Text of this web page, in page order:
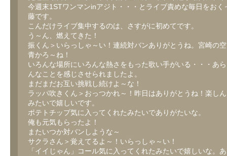
今週末1STワンマンinアジト・・・とライブ責めな毎日をおく
藤です。
こんだけライブ集中するのは、さすがに初めてです。
う～ん、燃えてきた！
振くん＞いらっしゃ～い！連続対バンありがとうね。宮崎の
青かろ～ね！
いろんな場所にいろんな熱さをもった歌い手がいる・・・あ
んなことを感じさせられましたよ。
まだまだお互い挑戦し続けよ～な！
ラッパ吹きくん＞おっつかれ～！昨日はありがとうね！楽し
みたいで嬉しいです。
ポテトチップ気に入ってくれたみたいでありがたいな。
俺も元気もらったよ！
またいつか対バンしような～
サクラさん＞覚えてるよ～！いらっしゃ～い！
「イイじゃん」コール気に入ってくれたみたいで嬉しいな。